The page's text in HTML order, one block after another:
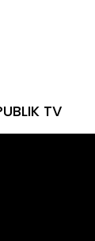
TV